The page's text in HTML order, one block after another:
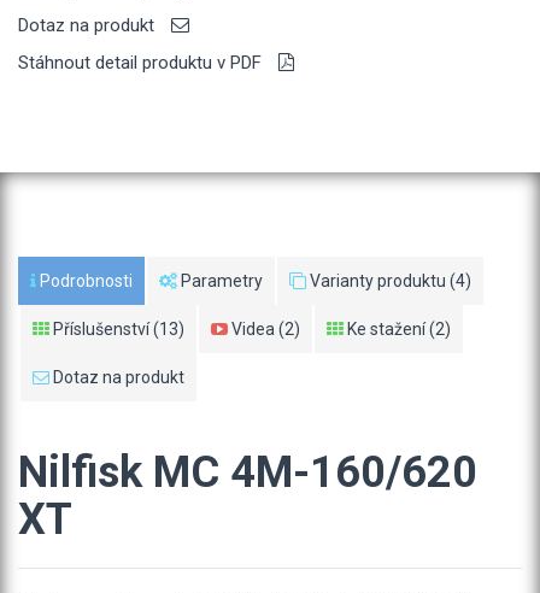
Dotaz na produkt
Stáhnout detail produktu v PDF
Podrobnosti Parametry Varianty produktu (4)
Příslušenství (13) Videa (2) Ke stažení (2)
Dotaz na produkt
Nilfisk MC 4M-160/620
XT